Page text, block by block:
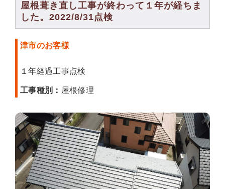
屋根葺き直し工事が終わって１年が経ちま
した。2022/8/31点検
津市のお客様
１年経過工事点検
工事種別： 屋根修理